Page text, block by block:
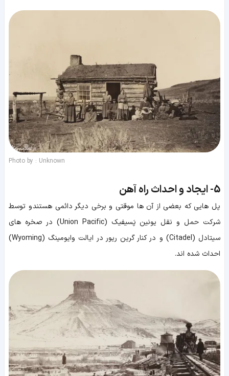
Photo by : Unknown
5- ایجاد و احداث راه آهن
پل هایی که بعضی از آن ها موقتی و برخی دیگر دائمی هستند و توسط
شرکت حمل و نقل یونین پَسیفیک (Union Pacific) در صخره های
سیتادل (Citadel) و در کنار گرین ریور در ایالت وایومینگ (Wyoming)
احداث شده اند.